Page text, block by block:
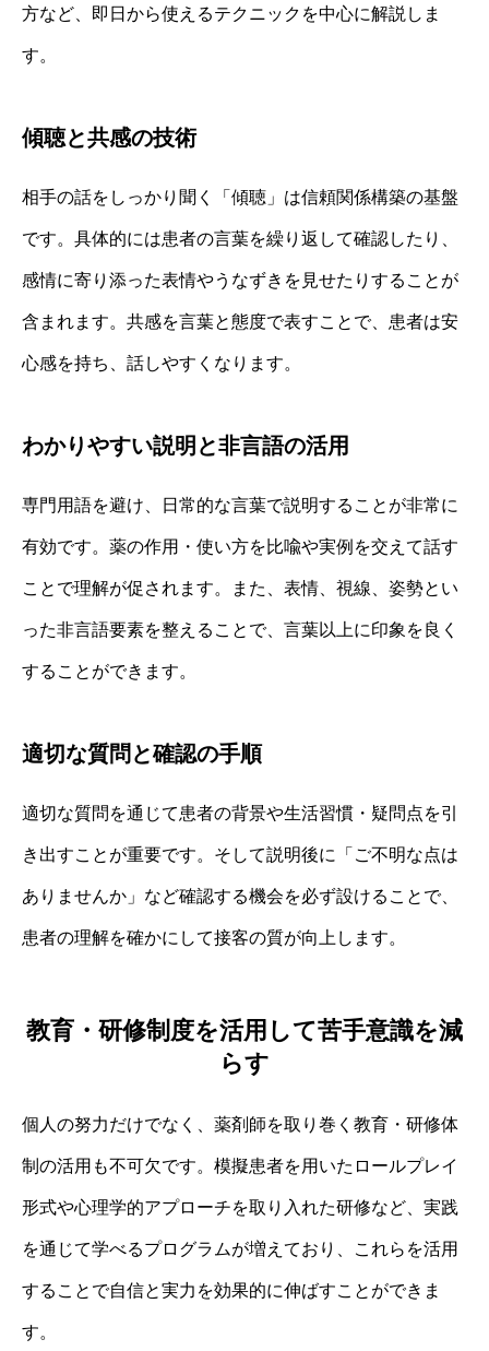
方など、即日から使えるテクニックを中心に解説しま
す。
傾聴と共感の技術
相手の話をしっかり聞く「傾聴」は信頼関係構築の基盤
です。具体的には患者の言葉を繰り返して確認したり、
感情に寄り添った表情やうなずきを見せたりすることが
含まれます。共感を言葉と態度で表すことで、患者は安
心感を持ち、話しやすくなります。
わかりやすい説明と非言語の活用
専門用語を避け、日常的な言葉で説明することが非常に
有効です。薬の作用・使い方を比喩や実例を交えて話す
ことで理解が促されます。また、表情、視線、姿勢とい
った非言語要素を整えることで、言葉以上に印象を良く
することができます。
適切な質問と確認の手順
適切な質問を通じて患者の背景や生活習慣・疑問点を引
き出すことが重要です。そして説明後に「ご不明な点は
ありませんか」など確認する機会を必ず設けることで、
患者の理解を確かにして接客の質が向上します。
教育・研修制度を活用して苦手意識を減
らす
個人の努力だけでなく、薬剤師を取り巻く教育・研修体
制の活用も不可欠です。模擬患者を用いたロールプレイ
形式や心理学的アプローチを取り入れた研修など、実践
を通じて学べるプログラムが増えており、これらを活用
することで自信と実力を効果的に伸ばすことができま
す。